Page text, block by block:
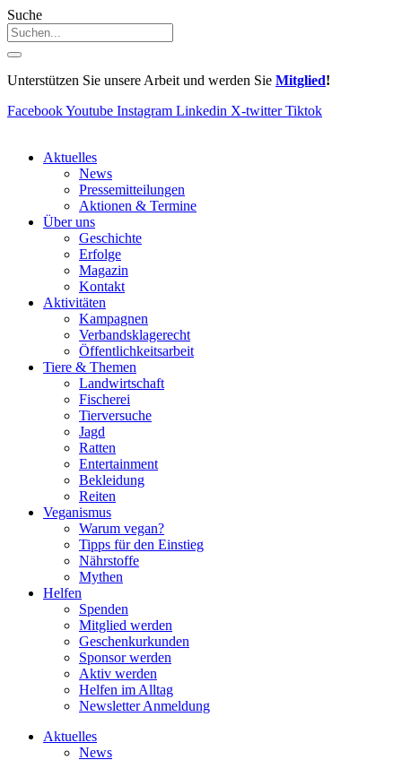
Suche
Unterstützen Sie unsere Arbeit und werden Sie Mitglied!
FacebookYoutube Instagram Linkedin X-twitter Tiktok
Aktuelles
News
Pressemitteilungen
Aktionen & Termine
Über uns
Geschichte
Erfolge
Magazin
Kontakt
Aktivitäten
Kampagnen
Verbandsklagerecht
Öffentlichkeitsarbeit
Tiere & Themen
Landwirtschaft
Fischerei
Tierversuche
Jagd
Ratten
Entertainment
Bekleidung
Reiten
Veganismus
Warum vegan?
Tipps für den Einstieg
Nährstoffe
Mythen
Helfen
Spenden
Mitglied werden
Geschenkurkunden
Sponsor werden
Aktiv werden
Helfen im Alltag
Newsletter Anmeldung
Aktuelles
News